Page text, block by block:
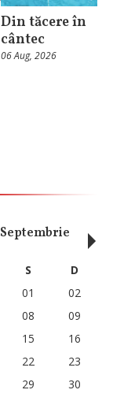
Din tăcere în
cântec
06 Aug, 2026
Septembrie
S
D
01
02
08
09
15
16
22
23
29
30